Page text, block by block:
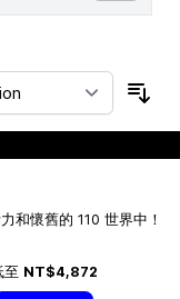
和懷舊的 110 世界中！
至 NT$4,872